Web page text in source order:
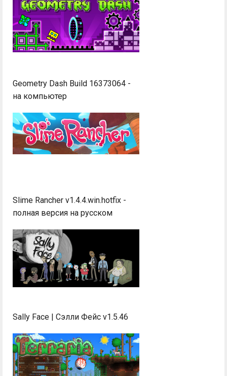
Geometry Dash Build 16373064 -
на компьютер
Slime Rancher v1.4.4.win.hotfix -
полная версия на русском
Sally Face | Сэлли Фейс v1.5.46